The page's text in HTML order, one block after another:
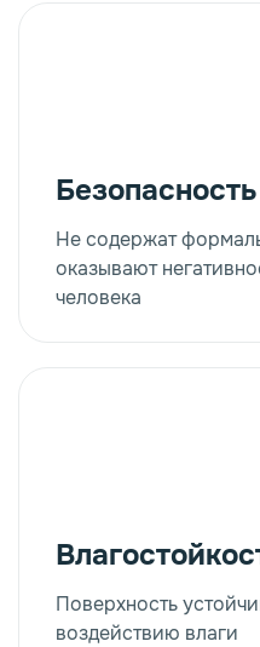
Не содержат
оказывают
человека
Поверхность
воздействию влаги